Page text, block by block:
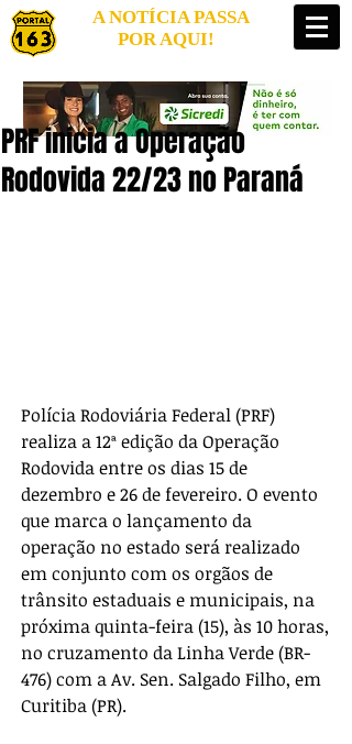
A NOTÍCIA PASSA
POR AQUI!
PRF inicia a Operação
Rodovida 22/23 no Paraná
Polícia Rodoviária Federal (PRF)
realiza a 12ª edição da Operação
Rodovida entre os dias 15 de
dezembro e 26 de fevereiro. O evento
que marca o lançamento da
operação no estado será realizado
em conjunto com os orgãos de
trânsito estaduais e municipais, na
próxima quinta-feira (15), às 10 horas,
no cruzamento da Linha Verde (BR-
476) com a Av. Sen. Salgado Filho, em
Curitiba (PR).